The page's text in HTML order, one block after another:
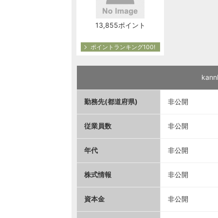
13,855ポイント
ポイントランキング100!
勤務先(都道府県) 非公開
従業員数 非公開
年代 非公開
株式情報 非公開
資本金 非公開